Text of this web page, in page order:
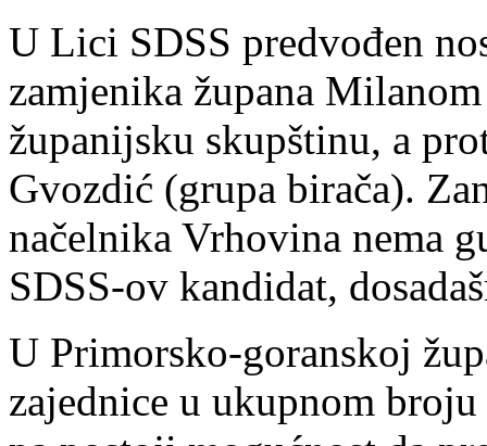
U Lici SDSS predvođen
zamjenika župana
županijsku skupštinu, a
Gvozdić (grupa birača).
načelnika Vrhovina nema
SDSS-ov kandidat,
U Primorsko-goranskoj
zajednice u ukupnom